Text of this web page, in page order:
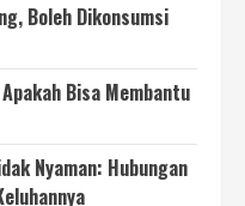
Boleh Dikonsumsi
Bisa Membantu
Nyaman: Hubungan